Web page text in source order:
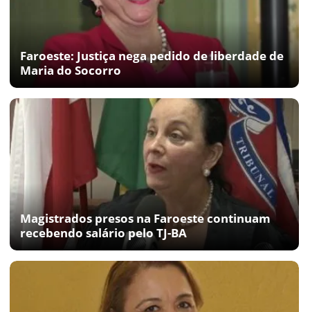
Faroeste: Justiça nega pedido de liberdade de
Maria do Socorro
Magistrados presos na Faroeste continuam
recebendo salário pelo TJ-BA